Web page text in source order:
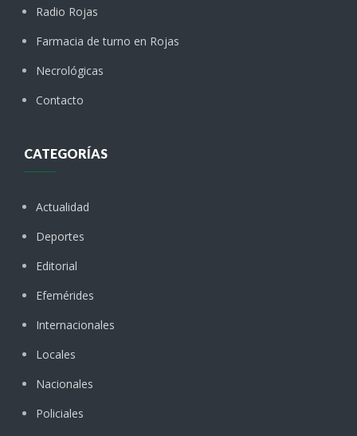
Radio Rojas
Farmacia de turno en Rojas
Necrológicas
Contacto
CATEGORÍAS
Actualidad
Deportes
Editorial
Efemérides
Internacionales
Locales
Nacionales
Policiales